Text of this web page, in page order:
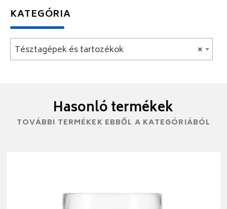
KATEGÓRIA
×
Tésztagépek és tartozékok
Hasonló termékek
TOVÁBBI TERMÉKEK EBBŐL A KATEGÓRIÁBÓL